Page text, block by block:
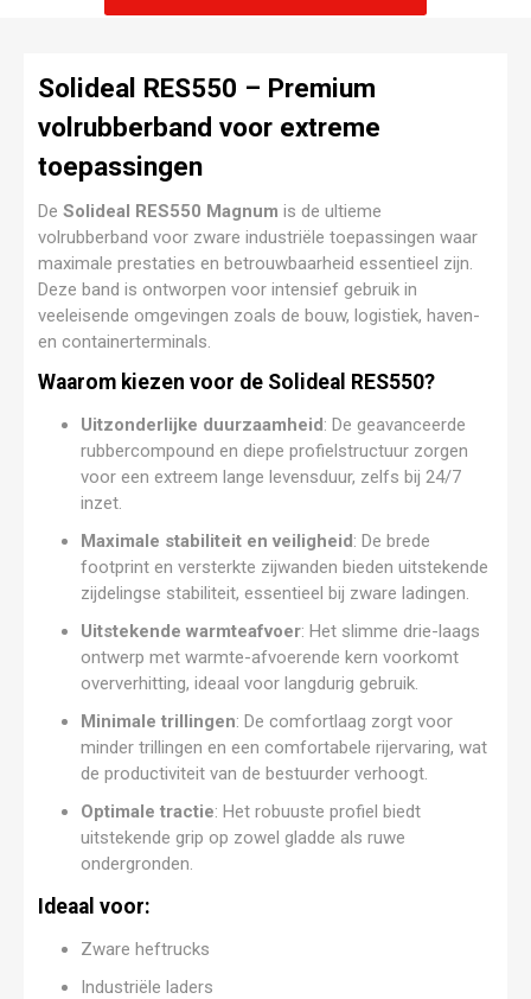
Solideal RES550 – Premium
volrubberband voor extreme
toepassingen
DeSolideal RES550 Magnum is de ultieme
volrubberband voor zware industriële toepassingen waar
maximale prestaties en betrouwbaarheid essentieel zijn.
Deze band is ontworpen voor intensief gebruik in
veeleisende omgevingen zoals de bouw, logistiek, haven-
en containerterminals.
Waarom kiezen voor de Solideal RES550?
Uitzonderlijke duurzaamheid: De geavanceerde
rubbercompound en diepe profielstructuur zorgen
voor een extreem lange levensduur, zelfs bij 24/7
inzet.
Maximale stabiliteit en veiligheid: De brede
footprint en versterkte zijwanden bieden uitstekende
zijdelingse stabiliteit, essentieel bij zware ladingen.
Uitstekende warmteafvoer: Het slimme drie-laags
ontwerp met warmte-afvoerende kern voorkomt
oververhitting, ideaal voor langdurig gebruik.
Minimale trillingen: De comfortlaag zorgt voor
minder trillingen en een comfortabele rijervaring, wat
de productiviteit van de bestuurder verhoogt.
Optimale tractie: Het robuuste profiel biedt
uitstekende grip op zowel gladde als ruwe
ondergronden.
Ideaal voor:
Zware heftrucks
Industriële laders